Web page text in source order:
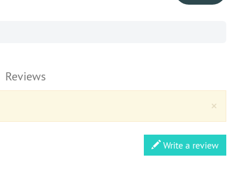
Reviews
×
Write a review